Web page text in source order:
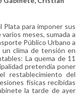
Plata para imponer sus
meses, sumada a
Público Urbano a
clima de tensión en
La quema de 11
pretendía poner
restablecimiento del
físicas recibidas
la tarde de ayer